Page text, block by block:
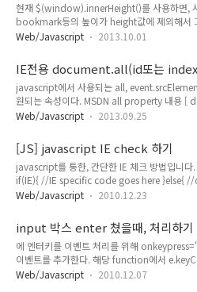
현재 $(window).innerHeight()를 사용하면,
bookmark등의 높이가 height값에 제외해서
$(window).height(); // returns height of
height값은 document를 사용하면 된다. 참고:
http://stackoverflow.com/questions/
i-get-the-inner-window-height
Web/Javascript 2013.10.01
IE전용 document.all(id또는
와 sourceIndex
javascript에서 사용되는 all,
원되는 속성이다. MSDN all property 내용 [
document.all(변수) 변수로 "id", "name", "객
찾을 수 가 없었다. Mozilla 한국 커뮤니티 •
document.all[objectID] ->
getObject(objectId) { // checkW3C DOM,
Web/Javascript 2013.09.25
[JS] javascript IE check 하기
javascript를 통한, 간단한 IE 체크 방법입니
if(IE){ //IE specific code goes here }else{
출처: http://devoracles.com/the-best-
Web/Javascript 2010.12.23
input 박스 enter 쳤을때, 처리하기
에 엔터키를 이벤트 처리를 위해
이벤트를 추가한다. 해당 function에서
http://mystria.egloos.com/3998558 또다른
Web/Javascript 2010.12.07